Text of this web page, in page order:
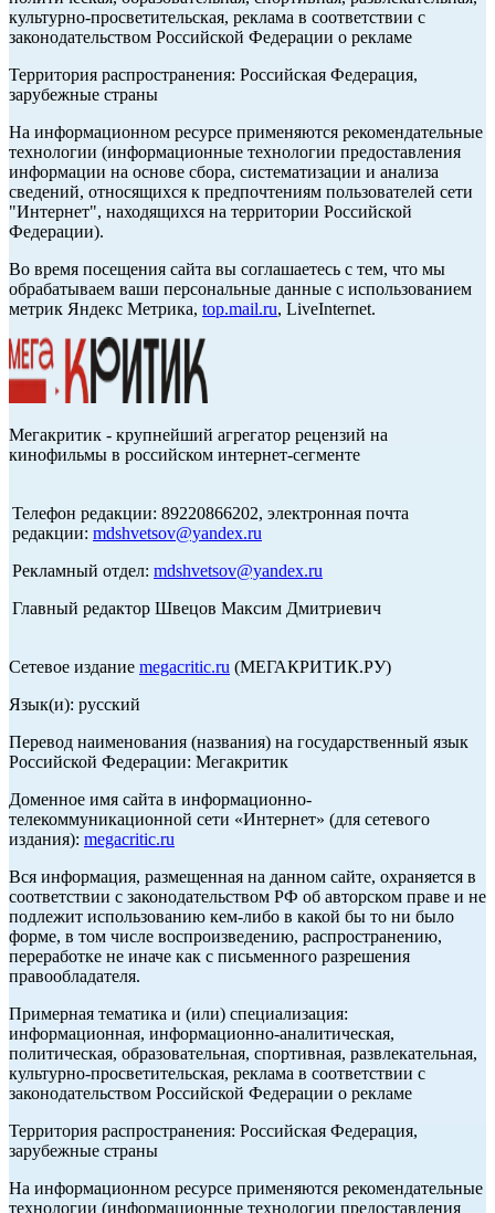
культурно-просветительская, реклама в соответствии с
законодательством Российской Федерации о рекламе
Территория распространения: Российская Федерация,
зарубежные страны
На информационном ресурсе применяются рекомендательные
технологии (информационные технологии предоставления
информации на основе сбора, систематизации и анализа
сведений, относящихся к предпочтениям пользователей сети
"Интернет", находящихся на территории Российской
Федерации).
Во время посещения сайта вы соглашаетесь с тем, что мы
обрабатываем ваши персональные данные с использованием
метрик Яндекс Метрика, top.mail.ru, LiveInternet.
Мегакритик - крупнейший агрегатор рецензий на
кинофильмы в российском интернет-сегменте
Телефон редакции: 89220866202, электронная почта
редакции: mdshvetsov@yandex.ru
Рекламный отдел: mdshvetsov@yandex.ru
Главный редактор Швецов Максим Дмитриевич
Сетевое издание megacritic.ru (МЕГАКРИТИК.РУ)
Язык(и): русский
Перевод наименования (названия) на государственный язык
Российской Федерации: Мегакритик
Доменное имя сайта в информационно-
телекоммуникационной сети «Интернет» (для сетевого
издания): megacritic.ru
Вся информация, размещенная на данном сайте, охраняется в
соответствии с законодательством РФ об авторском праве и не
подлежит использованию кем-либо в какой бы то ни было
форме, в том числе воспроизведению, распространению,
переработке не иначе как с письменного разрешения
правообладателя.
Примерная тематика и (или) специализация:
информационная, информационно-аналитическая,
политическая, образовательная, спортивная, развлекательная,
культурно-просветительская, реклама в соответствии с
законодательством Российской Федерации о рекламе
Территория распространения: Российская Федерация,
зарубежные страны
На информационном ресурсе применяются рекомендательные
технологии (информационные технологии предоставления